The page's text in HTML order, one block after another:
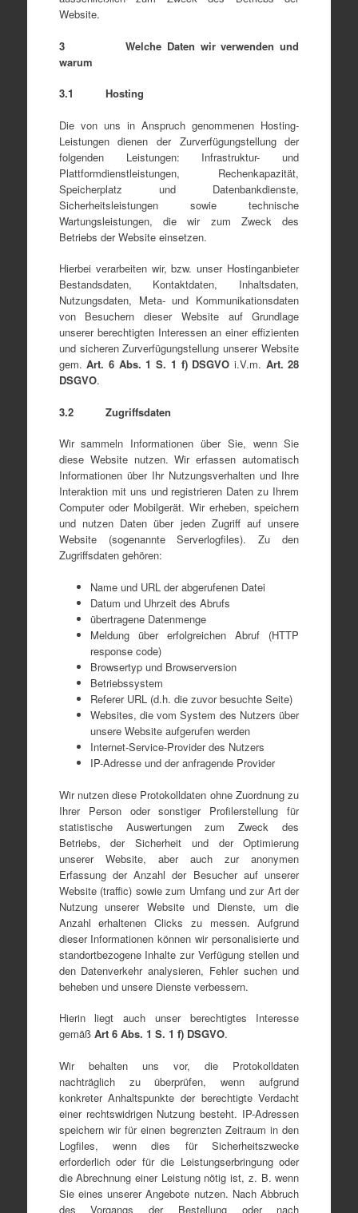
Website.
3 Welche Daten wir verwenden und
warum
3.1 Hosting
Die von uns in Anspruch genommenen Hosting-
Leistungen dienen der Zurverfügungstellung der
folgenden Leistungen: Infrastruktur- und
Plattformdienstleistungen, Rechenkapazität,
Speicherplatz und Datenbankdienste,
Sicherheitsleistungen sowie technische
Wartungsleistungen, die wir zum Zweck des
Betriebs der Website einsetzen.
Hierbei verarbeiten wir, bzw. unser Hostinganbieter
Bestandsdaten, Kontaktdaten, Inhaltsdaten,
Nutzungsdaten, Meta- und Kommunikationsdaten
von Besuchern dieser Website auf Grundlage
unserer berechtigten Interessen an einer effizienten
und sicheren Zurverfügungstellung unserer Website
gem.Art.6 Abs. 1S. 1 f) DSGVO i.V.m. Art.28
DSGVO.
3.2 Zugriffsdaten
Wir sammeln Informationen über Sie, wenn Sie
diese Website nutzen. Wir erfassen automatisch
Informationen über Ihr Nutzungsverhalten und Ihre
Interaktion mit uns und registrieren Daten zu Ihrem
Computer oder Mobilgerät. Wir erheben, speichern
und nutzen Daten über jeden Zugriff auf unsere
Website (sogenannte Serverlogfiles). Zu den
Zugriffsdaten gehören:
Name und URL der abgerufenen Datei
Datum und Uhrzeit des Abrufs
übertragene Datenmenge
Meldung über erfolgreichen Abruf (HTTP
response code)
Browsertyp und Browserversion
Betriebssystem
Referer URL (d.h. die zuvor besuchte Seite)
Websites, die vom System des Nutzers über
unsere Website aufgerufen werden
Internet-Service-Provider des Nutzers
IP-Adresse und der anfragende Provider
Wir nutzen diese Protokolldaten ohne Zuordnung zu
Ihrer Person oder sonstiger Profilerstellung für
statistische Auswertungen zum Zweck des
Betriebs, der Sicherheit und der Optimierung
unserer Website, aber auch zur anonymen
Erfassung der Anzahl der Besucher auf unserer
Website (traffic) sowie zum Umfang und zur Art der
Nutzung unserer Website und Dienste, um die
Anzahl erhaltenen Clicks zu messen. Aufgrund
dieser Informationen können wir personalisierte und
standortbezogene Inhalte zur Verfügung stellen und
den Datenverkehr analysieren, Fehler suchen und
beheben und unsere Dienste verbessern.
Hierin liegt auch unser berechtigtes Interesse
gemäß Art 6 Abs. 1 S. 1 f) DSGVO.
Wir behalten uns vor, die Protokolldaten
nachträglich zu überprüfen, wenn aufgrund
konkreter Anhaltspunkte der berechtigte Verdacht
einer rechtswidrigen Nutzung besteht. IP-Adressen
speichern wir für einen begrenzten Zeitraum in den
Logfiles, wenn dies für Sicherheitszwecke
erforderlich oder für die Leistungserbringung oder
die Abrechnung einer Leistung nötig ist, z. B. wenn
Sie eines unserer Angebote nutzen. Nach Abbruch
des Vorgangs der Bestellung oder nach